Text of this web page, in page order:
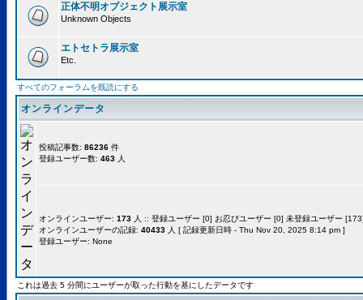
正体不明オブジェクト展示室
Unknown Objects
エトセトラ展示室
Etc.
すべてのフォーラムを既読にする
オンラインデータ
投稿記事数: 86236 件
登録ユーザー数: 463 人
オンラインユーザー: 173 人 :: 登録ユーザー [0] お忍びユーザー [0] 未登録ユーザー
オンラインユーザーの記録: 40433 人 [ 記録更新日時 - Thu Nov 20, 2025 8:14 pm ]
登録ユーザー: None
これは過去 5 分間にユーザーが取った行動を基にしたデータです